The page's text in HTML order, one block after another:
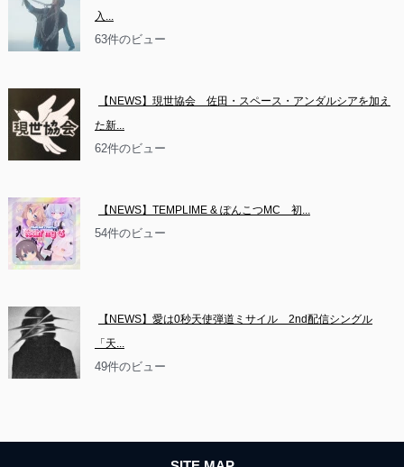
入...
63件のビュー
【NEWS】現世協会　佐田・スペース・アンダルシアを加え
た新...
62件のビュー
【NEWS】TEMPLIME & ぽんこつMC　初...
54件のビュー
【NEWS】愛は0秒天使弾道ミサイル　2nd配信シングル
「天...
49件のビュー